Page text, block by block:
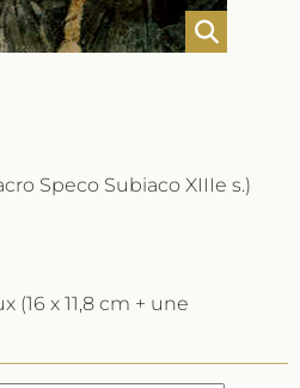
Speco Subiaco XIIIe s.)
(16 x 11,8 cm + une